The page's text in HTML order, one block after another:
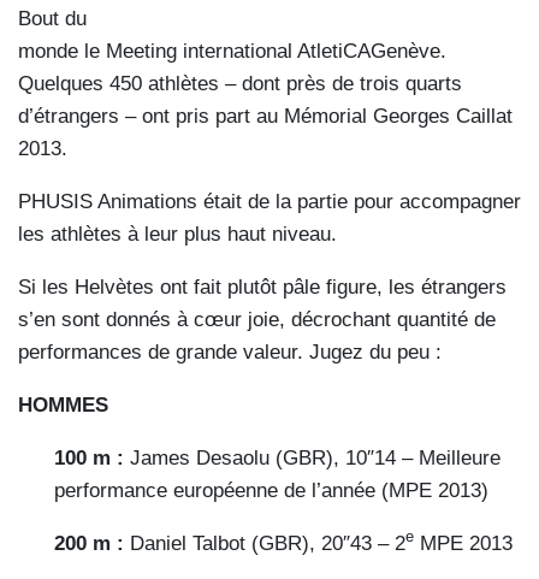
Bout du
monde le Meeting international AtletiCAGenève.
Quelques 450 athlètes – dont près de trois quarts
d’étrangers – ont pris part au Mémorial Georges Caillat
2013.
PHUSIS Animations était de la partie pour accompagner
les athlètes à leur plus haut niveau.
Si les Helvètes ont fait plutôt pâle figure, les étrangers
s’en sont donnés à cœur joie, décrochant quantité de
performances de grande valeur. Jugez du peu :
HOMMES
100 m : James Desaolu (GBR), 10″14 – Meilleure
performance européenne de l’année (MPE 2013)
200 m : Daniel Talbot (GBR), 20″43 – 2e MPE 2013